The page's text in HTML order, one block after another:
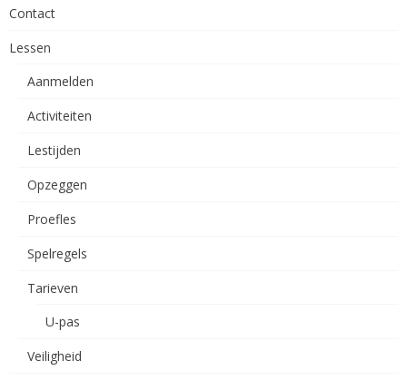
Contact
Lessen
Aanmelden
Activiteiten
Lestijden
Opzeggen
Proefles
Spelregels
Tarieven
U-pas
Veiligheid